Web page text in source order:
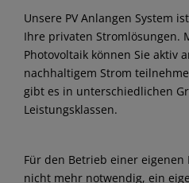
Unsere PV Anlangen System
Ihre privaten Stromlösungen.
Photovoltaik können Sie aktiv
nachhaltigem Strom
gibt es in unterschiedlichen
Leistungsklassen.
Für den Betrieb einer eigenen
nicht mehr notwendig, ein